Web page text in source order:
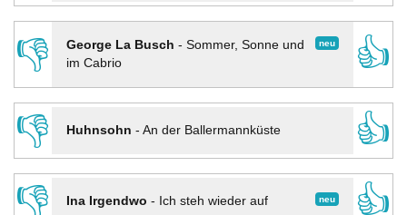
👎
neu
George La Busch - Sommer, Sonne und
im Cabrio
👍
👎
Huhnsohn - An der Ballermannküste
👍
👎
neu
Ina Irgendwo - Ich steh wieder auf
👍